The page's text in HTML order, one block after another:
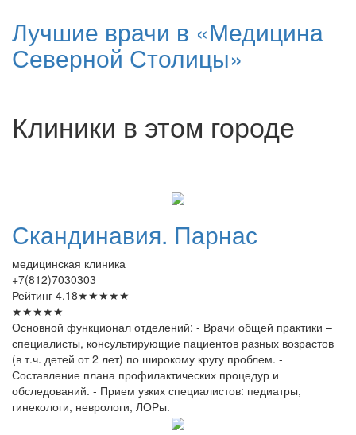
Лучшие врачи в «Медицина
Северной Столицы»
Клиники в этом городе
Скандинавия. Парнас
медицинская клиника
+7(812)7030303
Рейтинг 4.18★★★★★
★★★★★
Основной функционал отделений: - Врачи общей практики –
специалисты, консультирующие пациентов разных возрастов
(в т.ч. детей от 2 лет) по широкому кругу проблем. -
Составление плана профилактических процедур и
обследований. - Прием узких специалистов: педиатры,
гинекологи, неврологи, ЛОРы.